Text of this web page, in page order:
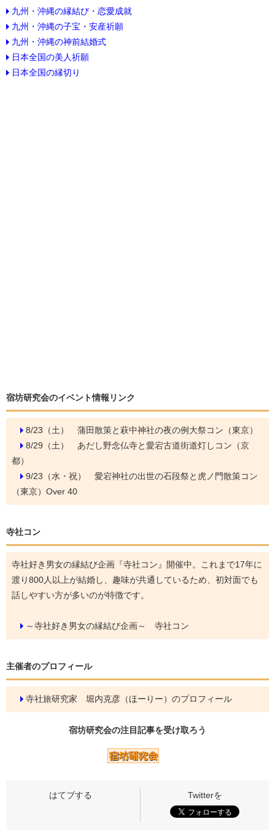
九州・沖縄の縁結び・恋愛成就
九州・沖縄の子宝・安産祈願
九州・沖縄の神前結婚式
日本全国の美人祈願
日本全国の縁切り
宿坊研究会のイベント情報リンク
8/23（土） 蒲田散策と萩中神社の夜の例大祭コン（東京）
8/29（土） あだし野念仏寺と愛宕古道街道灯しコン（京
都）
9/23（水・祝） 愛宕神社の出世の石段祭と虎ノ門散策コン
（東京）Over 40
寺社コン
寺社好き男女の縁結び企画『寺社コン』開催中。これまで17年に
渡り800人以上が結婚し、趣味が共通しているため、初対面でも
話しやすい方が多いのが特徴です。
～寺社好き男女の縁結び企画～ 寺社コン
主催者のプロフィール
寺社旅研究家 堀内克彦（ほーりー）のプロフィール
宿坊研究会の注目記事を受け取ろう